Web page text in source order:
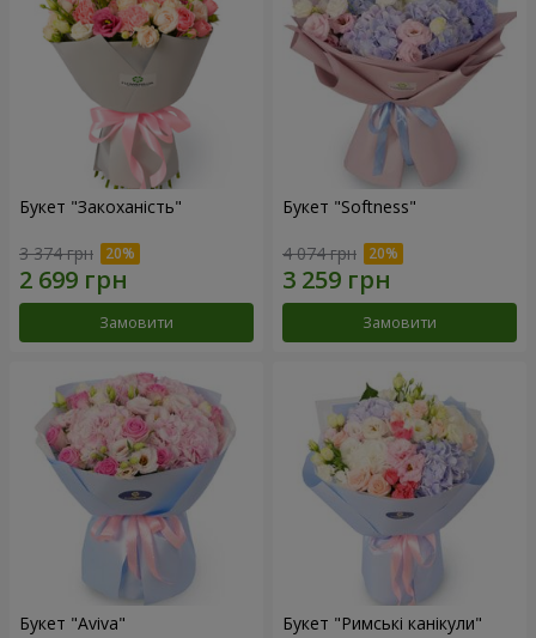
Букет "Закоханість"
3 374 грн
Замовити
Букет "Softness"
4 074 грн
Замовити
Букет "Aviva" Букет "Римські канікули"